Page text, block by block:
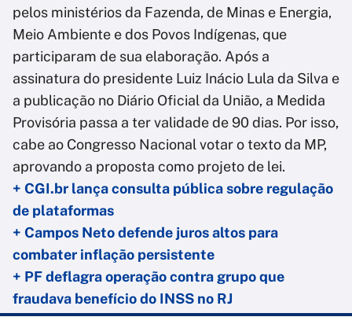
pelos ministérios da Fazenda, de Minas e Energia,
Meio Ambiente e dos Povos Indígenas, que
participaram de sua elaboração. Após a
assinatura do presidente Luiz Inácio Lula da Silva e
a publicação no Diário Oficial da União, a Medida
Provisória passa a ter validade de 90 dias. Por isso,
cabe ao Congresso Nacional votar o texto da MP,
aprovando a proposta como projeto de lei.
+ CGI.br lança consulta pública sobre regulação
de plataformas
+ Campos Neto defende juros altos para
combater inflação persistente
+ PF deflagra operação contra grupo que
fraudava benefício do INSS no RJ